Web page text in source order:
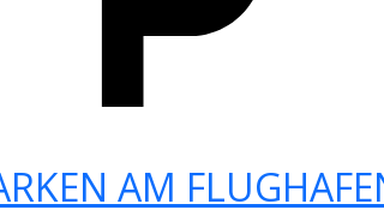
AM